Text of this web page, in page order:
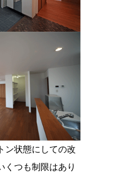
ン状態にしての改
くつも制限はあり